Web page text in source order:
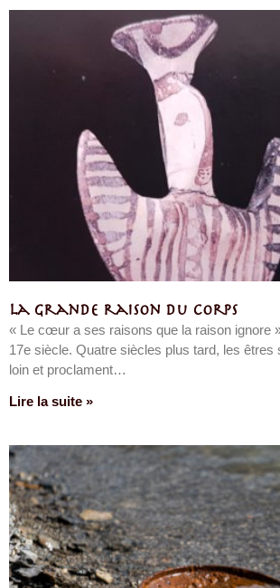
La grande raison du corps
« Le cœur a ses raisons que la raison ignore
17e siècle. Quatre siècles plus tard, les êtres
loin et proclament…
Lire la suite »